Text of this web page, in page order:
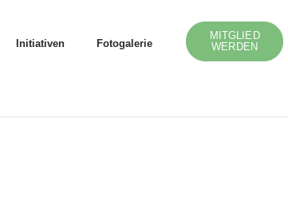
Initiativen Fotogalerie
MITGLIED
WERDEN